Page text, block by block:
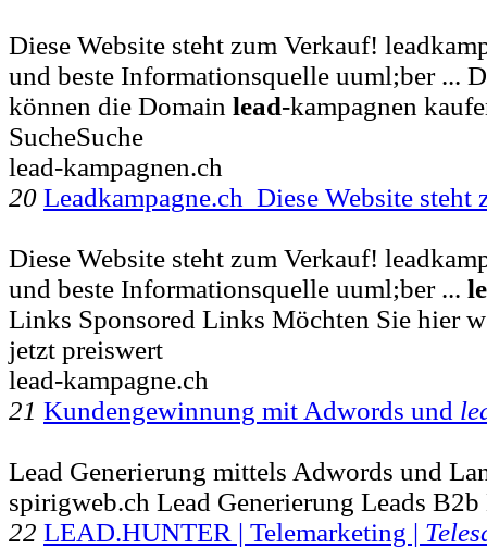
Diese Website steht zum Verkauf!
und beste Informationsquelle uuml;ber ...
können die Domain lead-kampagnen
SucheSuche
lead-kampagnen.ch
20 Leadkampagne.ch Diese Website steht
Diese Website steht zum Verkauf!
und beste Informationsquelle uuml;ber ...
Links Sponsored Links Möchten Sie hier
jetzt preiswert
lead-kampagne.ch
21 Kundengewinnung mit Adwords und
Lead Generierung mittels Adwords und
spirigweb.ch Lead Generierung Leads B2b
22 LEAD.HUNTER | Telemarketing |